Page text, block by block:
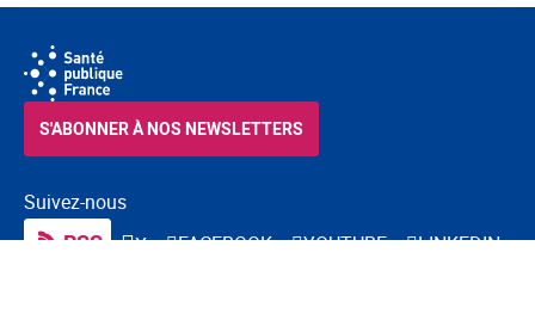
Suivez-nous
RSS X FACEBOOK YOUTUBE
LINKEDIN
S'ABONNER À NOS NEWSLETTERS